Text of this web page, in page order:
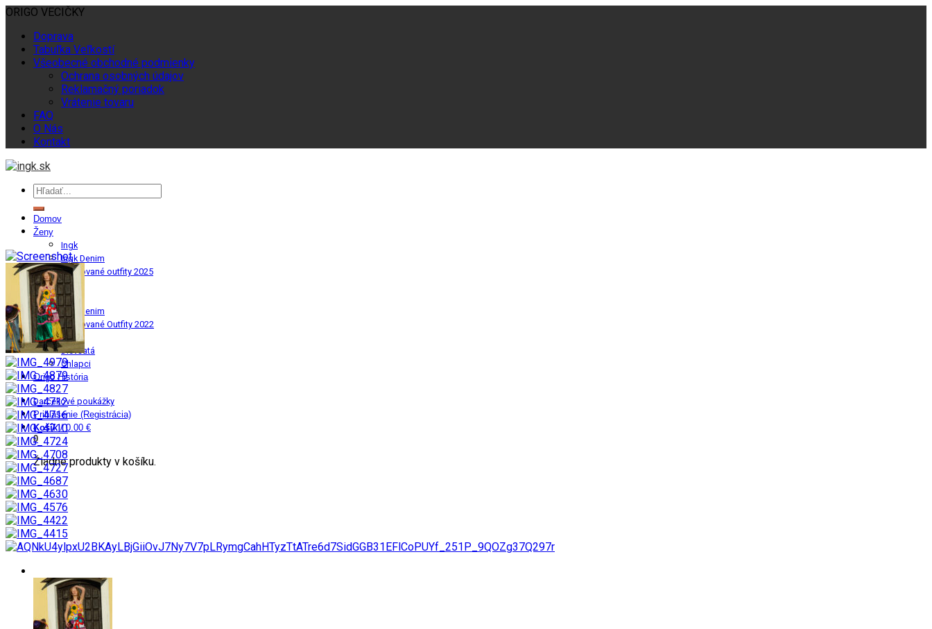
ORIGO VECIČKY
Doprava
Tabuľka Veľkostí
Všeobecné obchodné podmienky
Ochrana osobných údajov
Reklamačný poriadok
Vrátenie tovaru
FAQ
O Nás
Kontakt
Domov
Ženy
Ingk
Ingk Denim
Limitované outfity 2025
Muži
Ingk
Ingk Denim
Limitované Outfity 2022
Deti
Dievčatá
Chlapci
Origo História
Darčekové poukážky
Prihlásenie (Registrácia)
Košík /0.00 €
0
Žiadne produkty v košíku.